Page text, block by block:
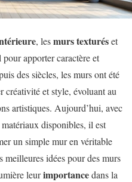
, lesmurs texturéset
apporter caractère et
des siècles, les murs ont été
et style, évoluant au
artistiques. Aujourd’hui, avec
disponibles, il est
un simple mur en véritable
idées pour des murs
leurimportancedans la